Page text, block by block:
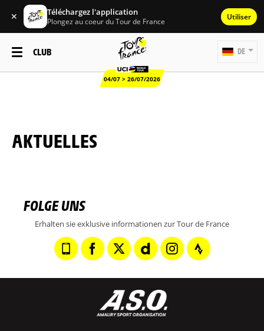
✕ Téléchargez l'application
Plongez au coeur du Tour de France Utiliser
CLUB
04/07 > 26/07/2026
DE
AKTUELLES
FOLGE UNS
Erhalten sie exklusive informationen zur Tour de France